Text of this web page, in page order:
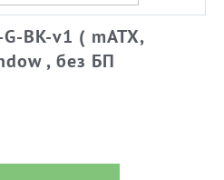
BK-v1 ( mATX,
, без БП